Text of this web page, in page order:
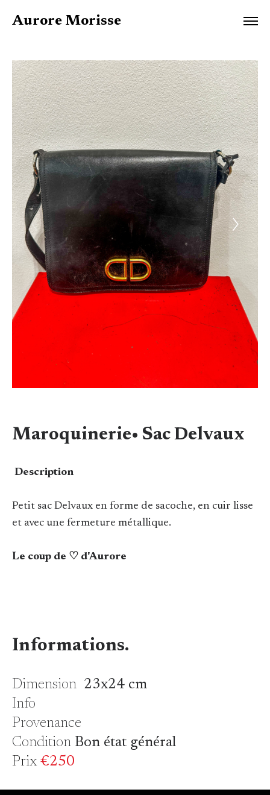
Aurore Morisse
Maroquinerie• Sac Delvaux
Description
Petit sac Delvaux en forme de sacoche, en cuir lisse
et avec une fermeture métallique.
Le coup de ♡ d'Aurore
Informations.
Dimension23x24 cm
Info
Provenance
Condition Bon état général
Prix€250